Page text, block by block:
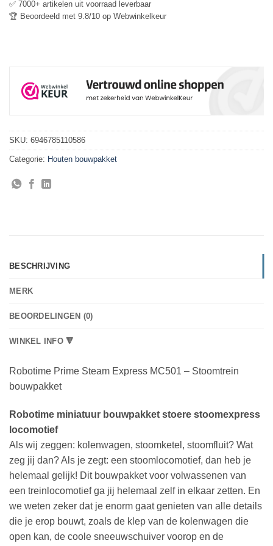
✅ 7000+ artikelen uit voorraad leverbaar
🏆 Beoordeeld met 9.8/10 op Webwinkelkeur
SKU: 6946785110586
Categorie: Houten bouwpakket
BESCHRIJVING
MERK
BEOORDELINGEN (0)
WINKEL INFO 🔻
Robotime Prime Steam Express MC501 – Stoomtrein
bouwpakket
Robotime miniatuur bouwpakket stoere stoomexpress
locomotief
Als wij zeggen: kolenwagen, stoomketel, stoomfluit? Wat
zeg jij dan? Als je zegt: een stoomlocomotief, dan heb je
helemaal gelijk! Dit bouwpakket voor volwassenen van
een treinlocomotief ga jij helemaal zelf in elkaar zetten. En
we weten zeker dat je enorm gaat genieten van alle details
die je erop bouwt, zoals de klep van de kolenwagen die
open kan, de coole sneeuwschuiver voorop en de